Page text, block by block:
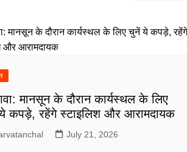
मानसून के दौरान कार्यस्थल के लिए
कपड़े, रहेंगे स्टाइलिश और आरामदायक
July 21, 2026